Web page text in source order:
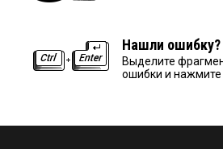
Нашли ошибку?
Выделите
ошибки и нажмите